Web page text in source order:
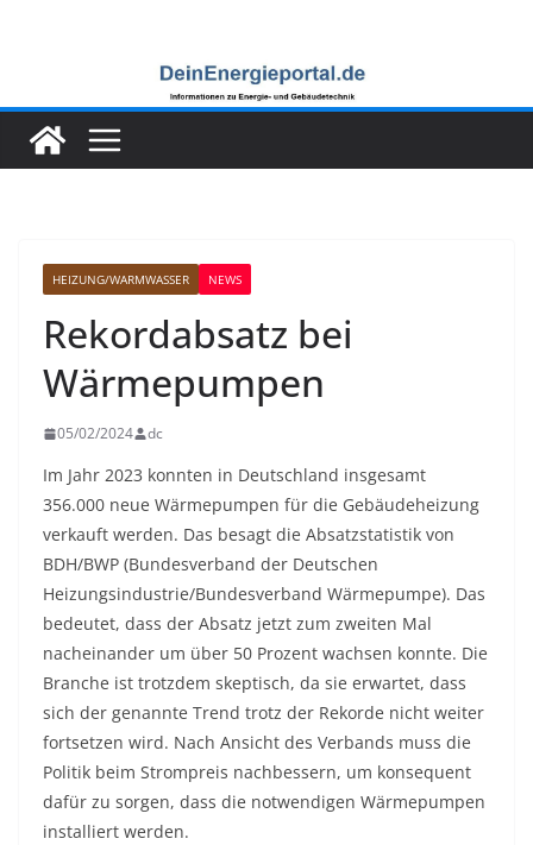
HEIZUNG/WARMWASSER NEWS
Rekordabsatz bei
Wärmepumpen
05/02/2024 dc
Im Jahr 2023 konnten in Deutschland insgesamt
356.000 neue Wärmepumpen für die Gebäudeheizung
verkauft werden. Das besagt die Absatzstatistik von
BDH/BWP (Bundesverband der Deutschen
Heizungsindustrie/Bundesverband Wärmepumpe). Das
bedeutet, dass der Absatz jetzt zum zweiten Mal
nacheinander um über 50 Prozent wachsen konnte. Die
Branche ist trotzdem skeptisch, da sie erwartet, dass
sich der genannte Trend trotz der Rekorde nicht weiter
fortsetzen wird. Nach Ansicht des Verbands muss die
Politik beim Strompreis nachbessern, um konsequent
dafür zu sorgen, dass die notwendigen Wärmepumpen
installiert werden.